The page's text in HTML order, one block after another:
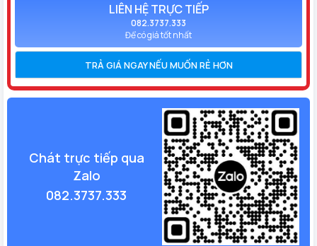
LIÊN HỆ TRỰC TIẾP
082.3737.333
Để có giá tốt nhất
TRẢ GIÁ NGAY NẾU MUỐN RẺ HƠN
Chát trực tiếp qua
Zalo
082.3737.333